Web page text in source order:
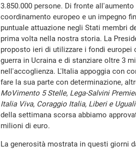
3.850.000 persone. Di fronte
coordinamento europeo e un impegno
puntuale attuazione negli Stati membri
prima volta nella nostra storia. La
proposto ieri di utilizzare i fondi
guerra in Ucraina e di stanziare oltre 3
nell'accoglienza. L'Italia appoggia con
fare la sua parte con determinazione,
MoVimento 5 Stelle, Lega-Salvini
Italia Viva, Coraggio Italia, Liberi e
della settimana scorsa abbiamo
milioni di euro.
La generosità mostrata in questi giorni